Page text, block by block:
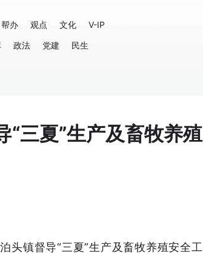
帮办 观点 文化
V-IP
政法 党建
民生
三夏”生产及畜牧养殖
头镇督导“三夏”生产及畜牧养殖安全工